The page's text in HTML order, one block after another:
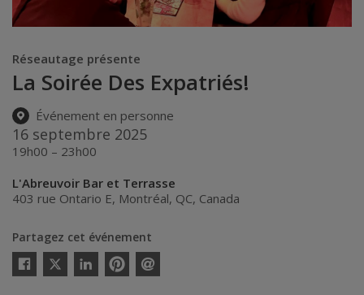
Réseautage présente
La Soirée Des Expatriés!
Événement en personne
16 septembre 2025
19h00 – 23h00
L'Abreuvoir Bar et Terrasse
403 rue Ontario E, Montréal, QC, Canada
Partagez cet événement
Twitter